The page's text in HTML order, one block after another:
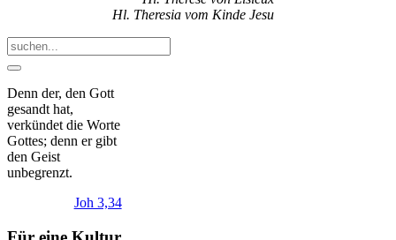
Hl. Theresia vom Kinde Jesu
Denn der, den Gott
gesandt hat,
verkündet die Worte
Gottes; denn er gibt
den Geist
unbegrenzt.
Joh 3,34